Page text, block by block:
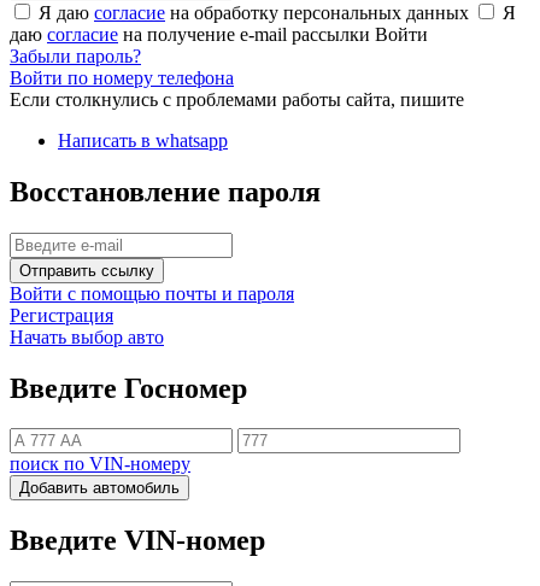
Я даю согласие на обработку персональных данных
Я
даю согласие на получение e-mail рассылки Войти
Забыли пароль?
Войти по номеру телефона
Если столкнулись с проблемами работы сайта, пишите
Написать в whatsapp
Восстановление пароля
Отправить ссылку
Войти с помощью почты и пароля
Регистрация
Начать выбор авто
Введите Госномер
поиск по VIN-номеру
Добавить автомобиль
Введите VIN-номер